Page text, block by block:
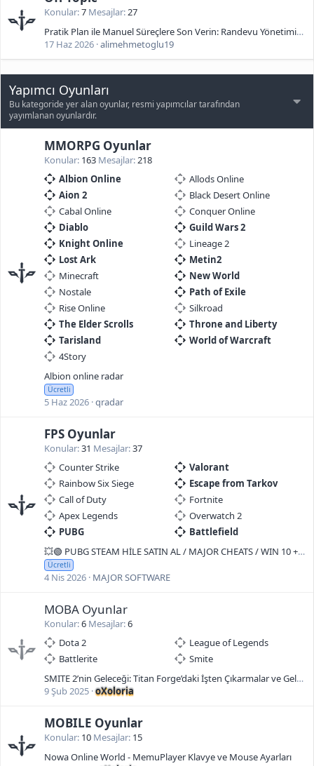
Konular 7 Mesajlar 27
Pratik Plan ile Manuel Süreçlere Son Verin: Randevu Yönetiminde Hız, Düzen ve Verimlilik
17 Haz 2026 alimehmetoglu19
Yapımcı Oyunları
Bu kategoride yer alan oyunlar, resmi yapımcılar tarafından
yayımlanan oyunlardır.
MMORPG Oyunlar
Konular 163 Mesajlar 218
Albion Online
Allods Online
Aion 2
Black Desert Online
Cabal Online
Conquer Online
Diablo
Guild Wars 2
Knight Online
Lineage 2
Lost Ark
Metin2
Minecraft
New World
Nostale
Path of Exile
Rise Online
Silkroad
The Elder Scrolls
Throne and Liberty
Tarisland
World of Warcraft
4Story
Albion online radar
Ücretli
5 Haz 2026 qradar
FPS Oyunlar
Konular 31 Mesajlar 37
Counter Strike
Valorant
Rainbow Six Siege
Escape from Tarkov
Call of Duty
Fortnite
Apex Legends
Overwatch 2
PUBG
Battlefield
💥🟢 PUBG STEAM HİLE SATIN AL / MAJOR CHEATS / WIN 10 + 11 / EXTERNAL / [ 230 + REFERANS ] 💥🟢
Ücretli
4 Nis 2026 MAJOR SOFTWARE
MOBA Oyunlar
Konular 6 Mesajlar 6
Dota 2
League of Legends
Battlerite
Smite
SMITE 2’nin Geleceği: Titan Forge’daki İşten Çıkarmalar ve Geliştirici Açıklamaları
9 Şub 2025 oXoloria
MOBILE Oyunlar
Konular 10 Mesajlar 15
Nowa Online World - MemuPlayer Klavye ve Mouse Ayarları